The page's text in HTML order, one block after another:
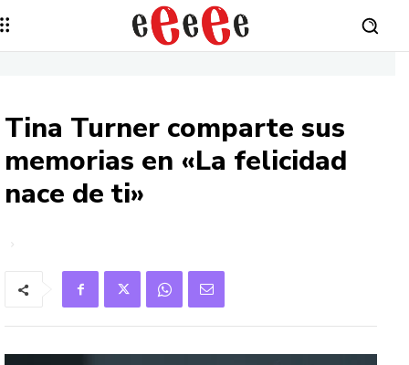
Tina Turner comparte sus
memorias en «La felicidad
nace de ti»